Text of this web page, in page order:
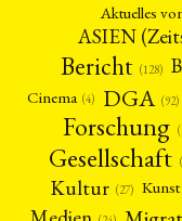
Aktuelles
ASIEN
Bericht (128)
Cinema (4) DGA (92)
Forschung
Gesellschaft
Kultur (27) Kunst